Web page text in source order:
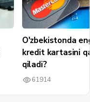
O'zbekistonda
kredit kartasini
qiladi?
61914